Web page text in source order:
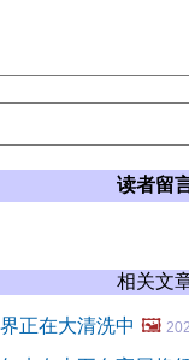
读者留
相关文
正在大清洗中 🖼️